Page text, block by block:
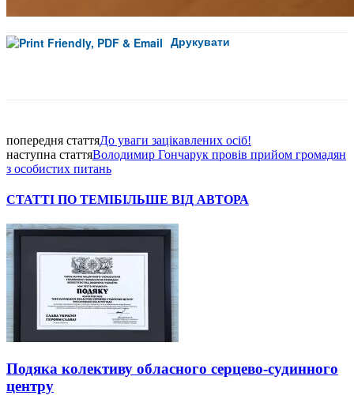
Друкувати
попередня статтяДо уваги зацікавлених осіб!
наступна статтяВолодимир Гончарук провів прийом громадян
з особистих питань
СТАТТІ ПО ТЕМІБІЛЬШЕ ВІД АВТОРА
Подяка колективу обласного серцево-судинного
центру